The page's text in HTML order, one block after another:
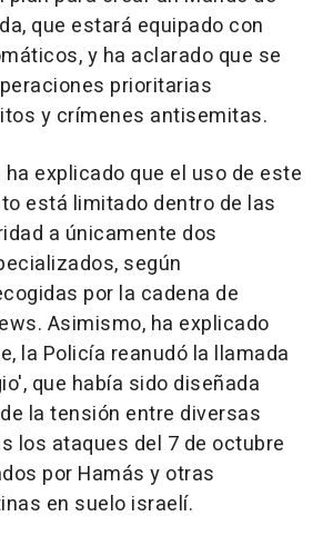
que estará equipado con
y ha aclarado que se
prioritarias
y crímenes antisemitas.
explicado que el uso de este
está limitado dentro de las
a únicamente dos
según
por la cadena de
Asimismo, ha explicado
la Policía reanudó la llamada
que había sido diseñada
la tensión entre diversas
los ataques del 7 de octubre
por Hamás y otras
en suelo israelí.